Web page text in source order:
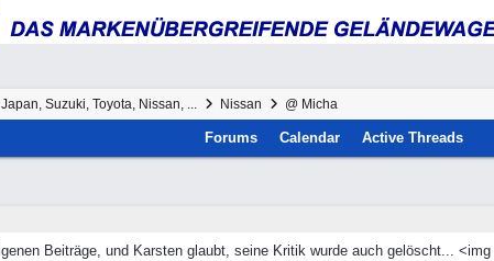
Suzuki, Toyota, Nissan, ... Nissan @ Micha
Forums Calendar Active Threads
Beiträge, und Karsten glaubt, seine Kritik wurde auch gelöscht...